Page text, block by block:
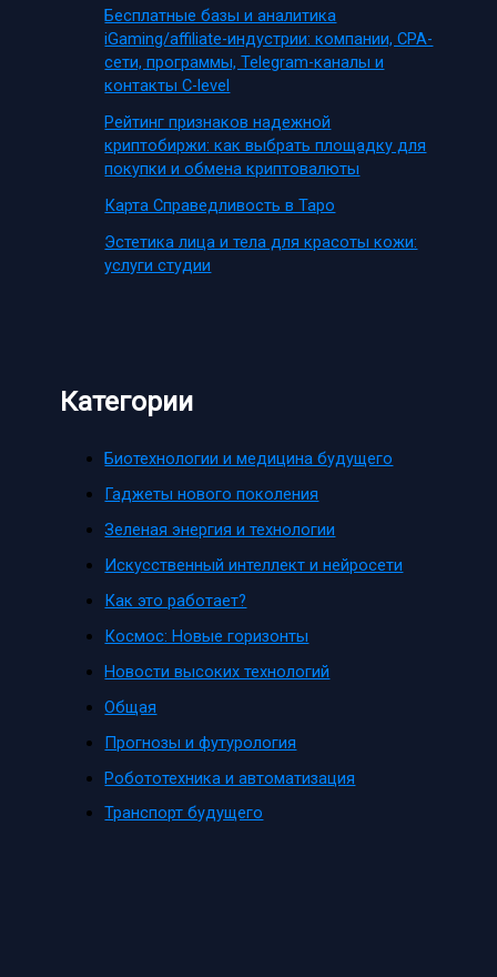
Бесплатные базы и аналитика
iGaming/affiliate-индустрии: компании, CPA-
сети, программы, Telegram-каналы и
контакты C-level
Рейтинг признаков надежной
криптобиржи: как выбрать площадку для
покупки и обмена криптовалюты
Карта Справедливость в Таро
Эстетика лица и тела для красоты кожи:
услуги студии
Категории
Биотехнологии и медицина будущего
Гаджеты нового поколения
Зеленая энергия и технологии
Искусственный интеллект и нейросети
Как это работает?
Космос: Новые горизонты
Новости высоких технологий
Общая
Прогнозы и футурология
Робототехника и автоматизация
Транспорт будущего